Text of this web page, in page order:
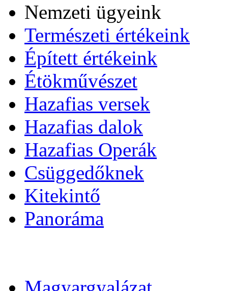
Nemzeti ügyeink
Természeti értékeink
Épített értékeink
Étökművészet
Hazafias versek
Hazafias dalok
Hazafias Operák
Csüggedőknek
Kitekintő
Panoráma